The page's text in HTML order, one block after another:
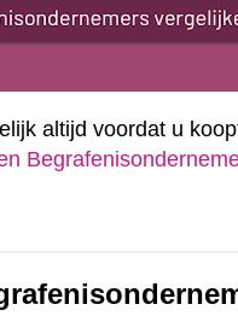
altijd voordat u